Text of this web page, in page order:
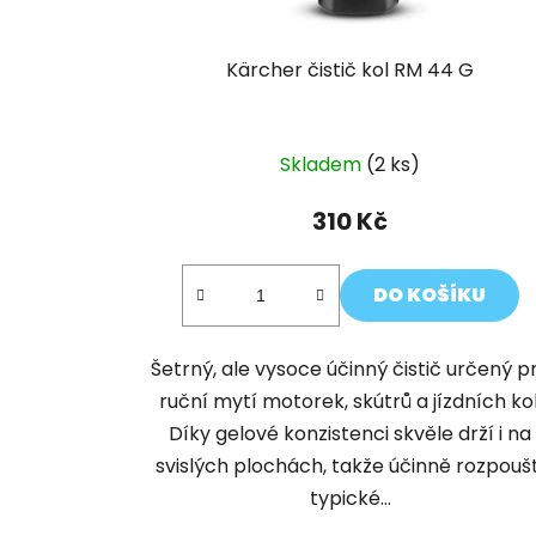
Kärcher čistič kol RM 44 G
Skladem (2 ks)
310 Kč
DO KOŠÍKU
Šetrný, ale vysoce účinný čistič určený
ruční mytí motorek, skútrů a jízdních
Díky gelové konzistenci skvěle drží i na
svislých plochách, takže účinně
typické...